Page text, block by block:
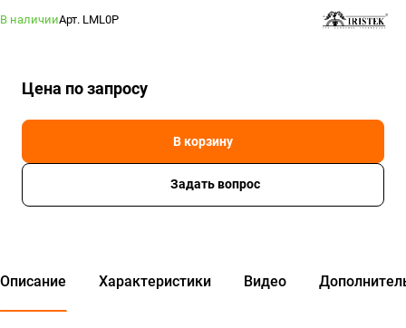
В наличииАрт. LML0P
Цена по запросу
В корзину
Задать вопрос
Описание Характеристики Видео